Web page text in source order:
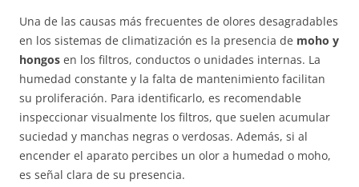
Una de las causas más frecuentes de olores desagradables
en los sistemas de climatización es la presencia de moho y
hongos en los filtros, conductos o unidades internas. La
humedad constante y la falta de mantenimiento facilitan
su proliferación. Para identificarlo, es recomendable
inspeccionar visualmente los filtros, que suelen acumular
suciedad y manchas negras o verdosas. Además, si al
encender el aparato percibes un olor a humedad o moho,
es señal clara de su presencia.